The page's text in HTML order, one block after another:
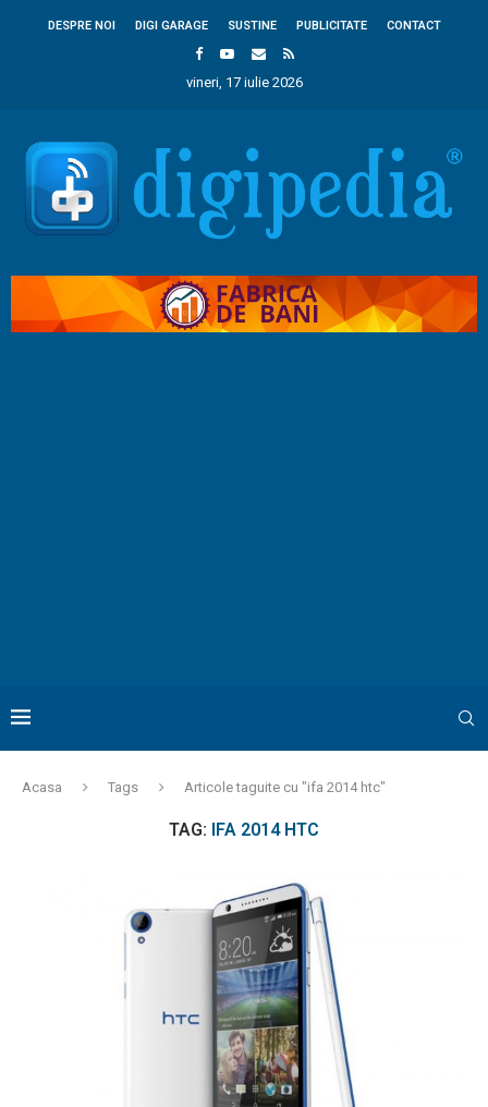
DESPRE NOI DIGI GARAGE SUSTINE PUBLICITATE CONTACT
vineri, 17 iulie 2026
Acasa Tags Articole taguite cu "ifa 2014 htc"
TAG: IFA 2014 HTC